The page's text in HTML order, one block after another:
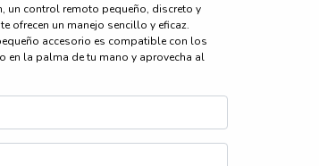
un control remoto pequeño, discreto y
ofrecen un manejo sencillo y eficaz.
accesorio es compatible con los
en la palma de tu mano y aprovecha al